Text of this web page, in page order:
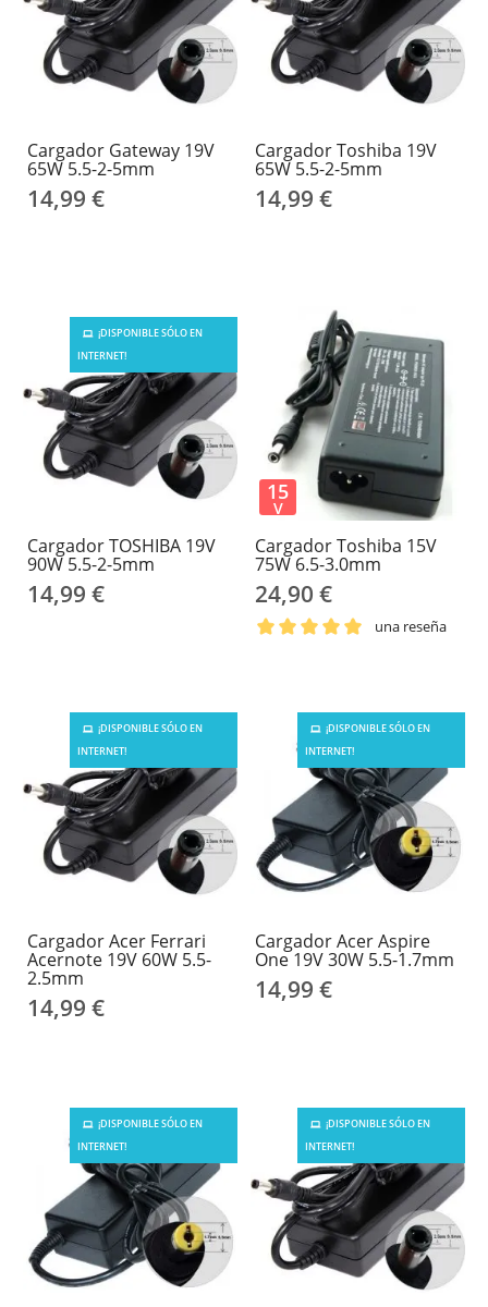
Cargador Gateway 19V
65W 5.5-2-5mm
14,99 €
Cargador Toshiba 19V
65W 5.5-2-5mm
14,99 €
Cargador TOSHIBA 19V
90W 5.5-2-5mm
14,99 €
¡DISPONIBLE SÓLO EN
INTERNET!
Cargador Toshiba 15V
75W 6.5-3.0mm
24,90 €
una reseña
15
V
Cargador Acer Ferrari
Acernote 19V 60W 5.5-
2.5mm
14,99 €
¡DISPONIBLE SÓLO EN
INTERNET!
Cargador Acer Aspire
One 19V 30W 5.5-1.7mm
14,99 €
¡DISPONIBLE SÓLO EN
INTERNET!
¡DISPONIBLE SÓLO EN
INTERNET!
¡DISPONIBLE SÓLO EN
INTERNET!